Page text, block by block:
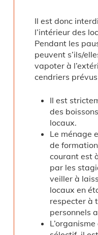
Il est donc
l’intérieur des
Pendant les
peuvent s’ils/
vapoter à
cendriers
Il est
des
locaux.
Le ménage
de
courant est
par les
veiller à
locaux en
respecter à
personnels